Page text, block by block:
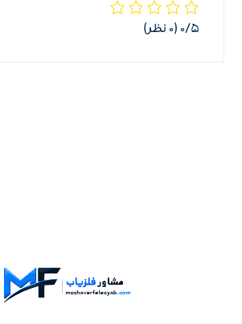
‫۰/۵ ‫(۰ نظر)